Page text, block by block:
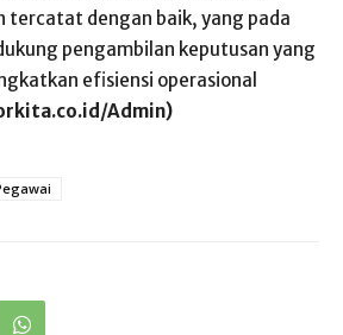
tercatat dengan baik, yang pada
pengambilan keputusan yang
efisiensi operasional
Admin)